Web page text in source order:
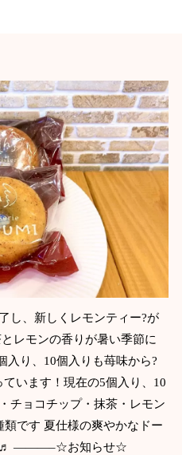
し、新しくレモンティー?が
レモンの香りが暑い季節に
り、10個入りも苺味から?
います！現在の5個入り、10
チョコチップ・抹茶・レモン
です 夏仕様の爽やかなドー
♬ ———–☆お知らせ☆